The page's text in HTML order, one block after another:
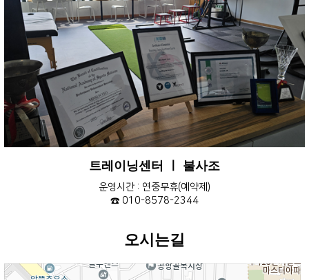
트레이닝센터 ㅣ 불사조
운영시간 : 연중무휴(예약제)
☎ 010-8578-2344
오시는길